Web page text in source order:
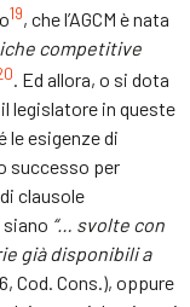
19, che l’AGCM è nata
competitive
. Ed allora, o si dota
legislatore in queste
le esigenze di
successo per
clausole
“… svolte con
già disponibili a
Cod. Cons.), oppure